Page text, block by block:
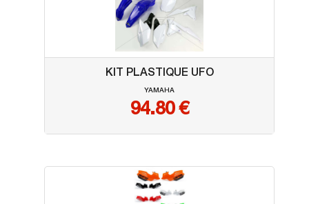
KIT PLASTIQUE UFO
YAMAHA
94.80€